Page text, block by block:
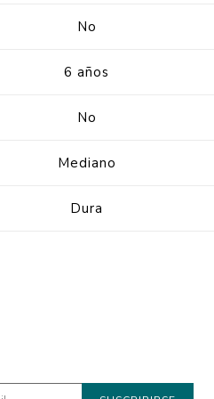
No
6 años
No
Mediano
Dura